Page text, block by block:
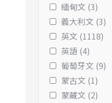
緬甸文 (3)
義大利文 (3)
英文 (1118)
英語 (4)
葡萄牙文 (9)
蒙古文 (1)
蒙藏文 (2)